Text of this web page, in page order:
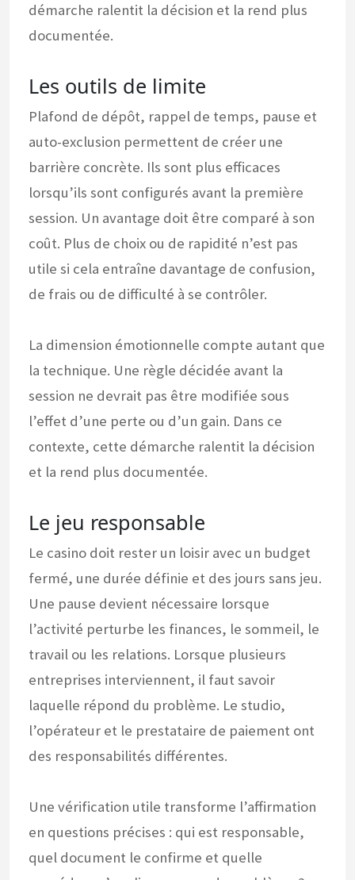
démarche ralentit la décision et la rend plus
documentée.
Les outils de limite
Plafond de dépôt, rappel de temps, pause et
auto-exclusion permettent de créer une
barrière concrète. Ils sont plus efficaces
lorsqu’ils sont configurés avant la première
session. Un avantage doit être comparé à son
coût. Plus de choix ou de rapidité n’est pas
utile si cela entraîne davantage de confusion,
de frais ou de difficulté à se contrôler.
La dimension émotionnelle compte autant que
la technique. Une règle décidée avant la
session ne devrait pas être modifiée sous
l’effet d’une perte ou d’un gain. Dans ce
contexte, cette démarche ralentit la décision
et la rend plus documentée.
Le jeu responsable
Le casino doit rester un loisir avec un budget
fermé, une durée définie et des jours sans jeu.
Une pause devient nécessaire lorsque
l’activité perturbe les finances, le sommeil, le
travail ou les relations. Lorsque plusieurs
entreprises interviennent, il faut savoir
laquelle répond du problème. Le studio,
l’opérateur et le prestataire de paiement ont
des responsabilités différentes.
Une vérification utile transforme l’affirmation
en questions précises : qui est responsable,
quel document le confirme et quelle